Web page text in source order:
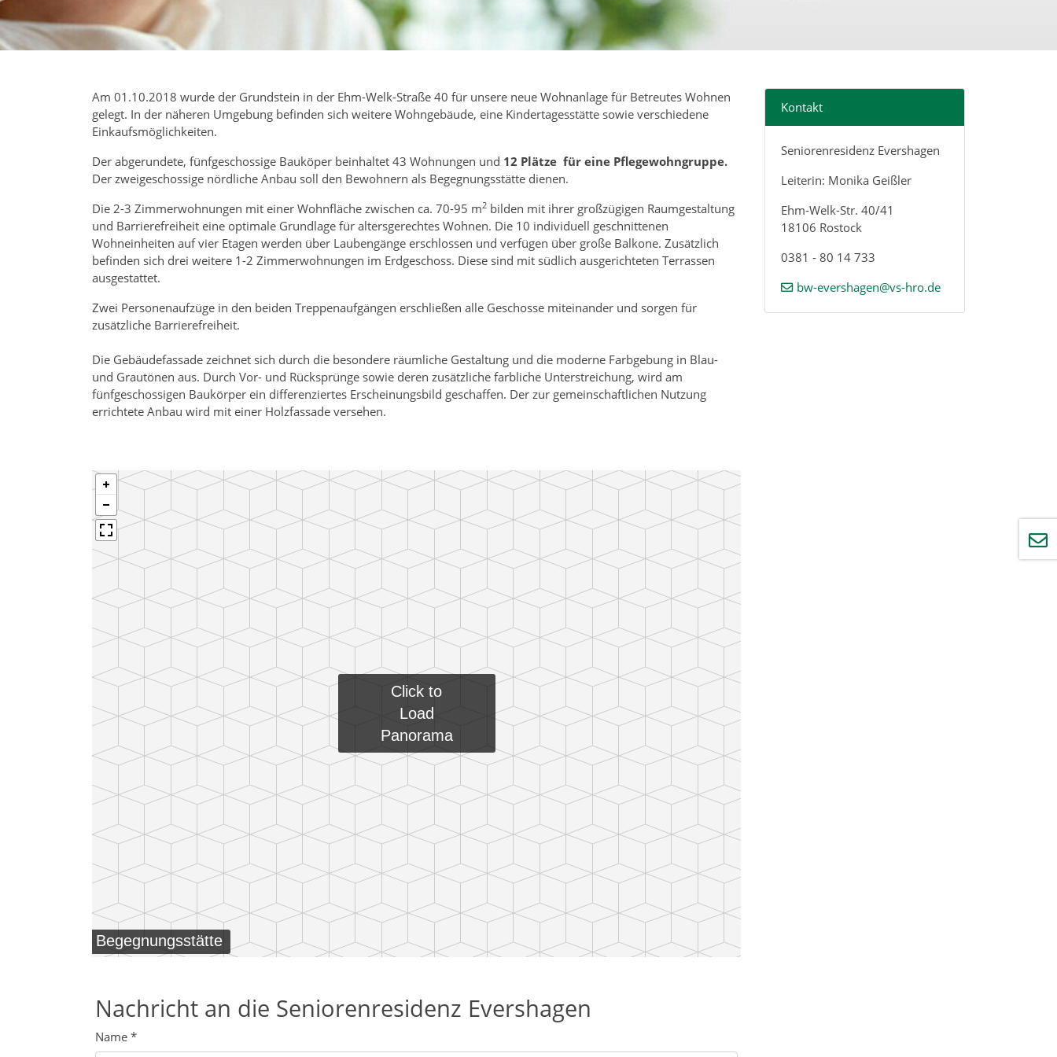
Am 01.10.2018 wurde der Grundstein in der Ehm-Welk-Straße 40 für unsere neue Wohnanlage für Betreutes Wohnen
gelegt. In der näheren Umgebung befinden sich weitere Wohngebäude, eine Kindertagesstätte sowie verschiedene
Einkaufsmöglichkeiten.
Der abgerundete, fünfgeschossige Bauköper beinhaltet 43 Wohnungen und 12 Plätze für eine Pflegewohngruppe.
Der zweigeschossige nördliche Anbau soll den Bewohnern als Begegnungsstätte dienen.
Die 2-3 Zimmerwohnungen mit einer Wohnfläche zwischen ca. 70-95 m2 bilden mit ihrer großzügigen Raumgestaltung
und Barrierefreiheit eine optimale Grundlage für altersgerechtes Wohnen. Die 10 individuell geschnittenen
Wohneinheiten auf vier Etagen werden über Laubengänge erschlossen und verfügen über große Balkone. Zusätzlich
befinden sich drei weitere 1-2 Zimmerwohnungen im Erdgeschoss. Diese sind mit südlich ausgerichteten Terrassen
ausgestattet.
Zwei Personenaufzüge in den beiden Treppenaufgängen erschließen alle Geschosse miteinander und sorgen für
zusätzliche Barrierefreiheit.
Die Gebäudefassade zeichnet sich durch die besondere räumliche Gestaltung und die moderne Farbgebung in Blau-
und Grautönen aus. Durch Vor- und Rücksprünge sowie deren zusätzliche farbliche Unterstreichung, wird am
fünfgeschossigen Baukörper ein differenziertes Erscheinungsbild geschaffen. Der zur gemeinschaftlichen Nutzung
errichtete Anbau wird mit einer Holzfassade versehen.
Begegnungsstätte
Click to
Load
Panorama
Nachricht an die Seniorenresidenz Evershagen
Name *
Kontakt
Seniorenresidenz Evershagen
Leiterin: Monika Geißler
Ehm-Welk-Str. 40/41
18106 Rostock
0381 - 80 14 733
bw-evershagen@vs-hro.de